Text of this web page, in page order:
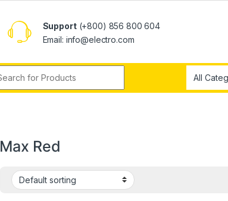
Support(+800) 856 800 604
Email: info@electro.com
Max Red